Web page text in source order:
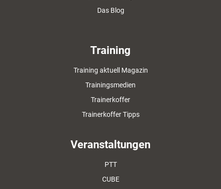
Das Blog
Training
Training aktuell Magazin
Trainingsmedien
Trainerkoffer
Trainerkoffer Tipps
Veranstaltungen
PTT
CUBE